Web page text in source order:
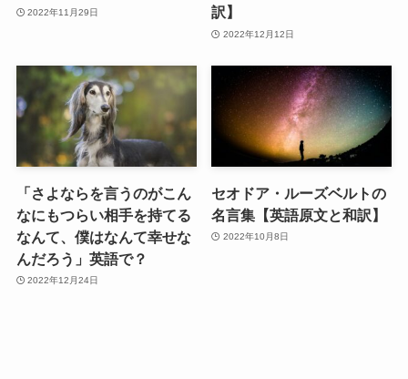
2022年11月29日
訳】
2022年12月12日
「さよならを言うのがこん
なにもつらい相手を持てる
なんて、僕はなんて幸せな
んだろう」英語で？
2022年12月24日
セオドア・ルーズベルトの
名言集【英語原文と和訳】
2022年10月8日